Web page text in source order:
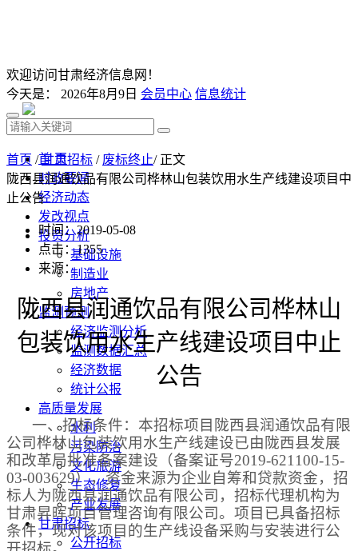
欢迎访问甘肃经济信息网！
今天是： 2026年8月9日 会员中心 信息统计
首 页
时政要闻
经济动态
发改视点
投资分析
基础设施
制造业
房地产
监测预测
经济监测分析
监测数据汇总
经济数据
统计公报
高质量发展
水利
污染防治
文化旅游
生态修复
产业发展
甘肃招标
公开招标
首页 /甘肃招标 / 废标终止/ 正文
陇西县润通饮品有限公司桦林山包装饮用水生产线建设项目中
止公告
时间：2019-05-08
点击：1355
来源：
陇西县润通饮品有限公司桦林山
包装饮用水生产线建设项目 中止
公告
一、招标条件： 本招标项目陇西县润通饮品有限
公司桦林山包装饮用水生产线建设已由陇西县发展
和改革局批准备案建设（备案证号2019-621100-15-
03-003629），资金来源为企业自筹和贷款资金，招
标人为陇西县润通饮品有限公司，招标代理机构为
甘肃昇晖项目管理咨询有限公司。项目已具备招标
条件，现对该项目的生产线设备采购与安装进行公